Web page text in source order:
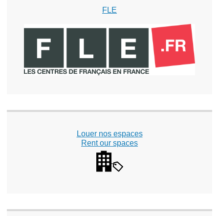
FLE
Louer nos espaces
Rent our spaces